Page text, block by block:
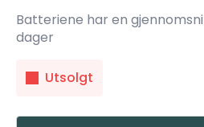
Batteriene har en
dager
Utsolgt